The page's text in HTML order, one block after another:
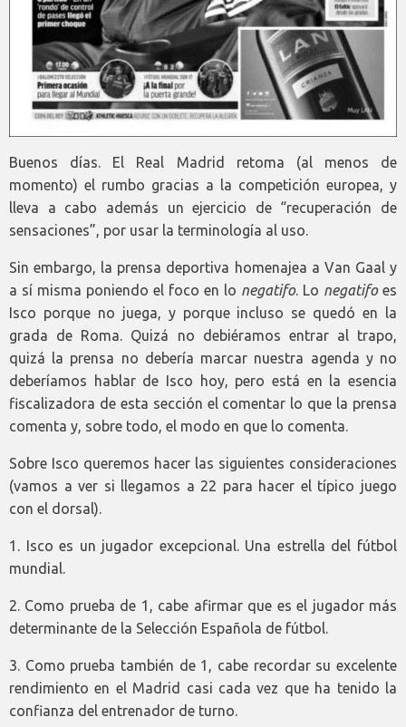
Buenos días. El Real Madrid retoma (al menos de
momento) el rumbo gracias a la competición europea, y
lleva a cabo además un ejercicio de “recuperación de
sensaciones”, por usar la terminología al uso.
Sin embargo, la prensa deportiva homenajea a Van Gaal y
a sí misma poniendo el foco en lo negatifo. Lo negatifoes
Isco porque no juega, y porque incluso se quedó en la
grada de Roma. Quizá no debiéramos entrar al trapo,
quizá la prensa no debería marcar nuestra agenda y no
deberíamos hablar de Isco hoy, pero está en la esencia
fiscalizadora de esta sección el comentar lo que la prensa
comenta y, sobre todo, el modo en que lo comenta.
Sobre Isco queremos hacer las siguientes consideraciones
(vamos a ver si llegamos a 22 para hacer el típico juego
con el dorsal).
1. Isco es un jugador excepcional. Una estrella del fútbol
mundial.
2. Como prueba de 1, cabe afirmar que es el jugador más
determinante de la Selección Española de fútbol.
3. Como prueba también de 1, cabe recordar su excelente
rendimiento en el Madrid casi cada vez que ha tenido la
confianza del entrenador de turno.